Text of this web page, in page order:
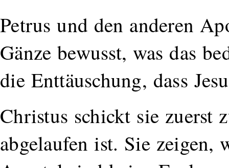
Petrus und den anderen
Gänze bewusst, was das
die Enttäuschung, dass
Christus schickt sie zuerst
abgelaufen ist. Sie zeigen,